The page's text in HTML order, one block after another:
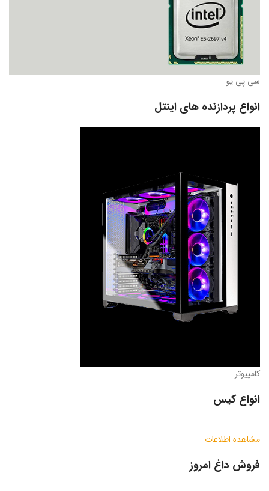
سی پی یو
انواع پردازنده های اینتل
کامپیوتر
انواع کیس
مشاهده اطلاعات
فروش داغ امروز